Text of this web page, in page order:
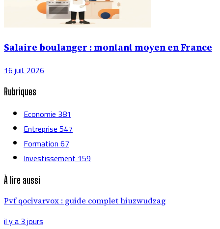
Salaire boulanger : montant moyen en France
16 juil. 2026
Rubriques
Economie381
Entreprise547
Formation67
Investissement159
À lire aussi
Pvf qocivarvox : guide complet hiuzwudzag
il y a 3 jours